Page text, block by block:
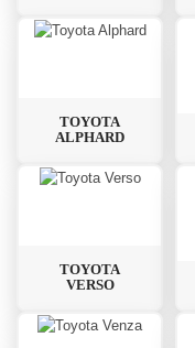
TOYOTA
ALPHARD
TOYOTA
VERSO